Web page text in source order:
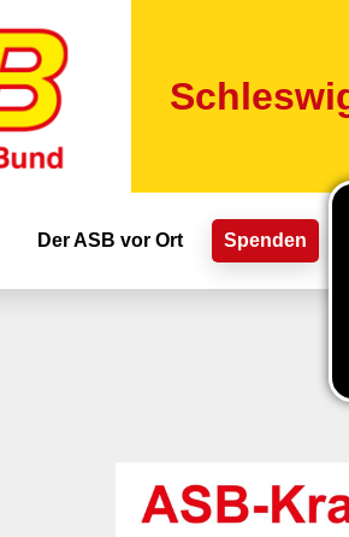
Der ASB vor Ort Spenden